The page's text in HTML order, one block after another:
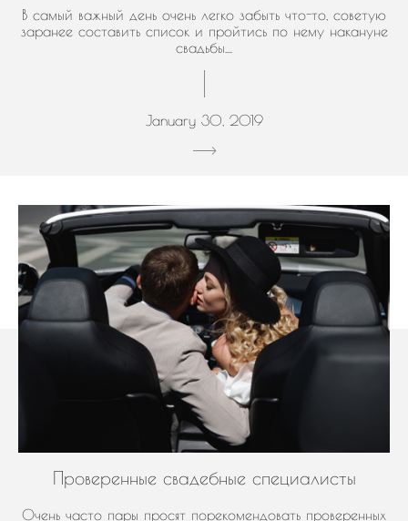
В самый важный день очень легко забыть что-то, советую
заранее составить список и пройтись по нему накануне
свадьбы....
January 30, 2019
Проверенные свадебные специалисты
Очень часто пары просят порекомендовать проверенных